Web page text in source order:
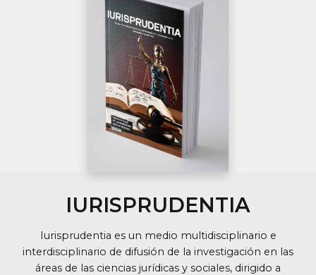
IURISPRUDENTIA
Iurisprudentia es un medio multidisciplinario e
interdisciplinario de difusión de la investigación en las
áreas de las ciencias jurídicas y sociales, dirigido a